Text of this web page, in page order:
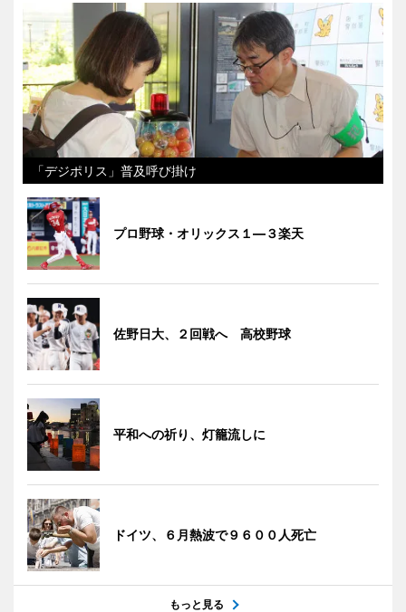
「デジポリス」普及呼び掛け
プロ野球・オリックス１―３楽天
佐野日大、２回戦へ 高校野球
平和への祈り、灯籠流しに
ドイツ、６月熱波で９６００人死亡
もっと見る